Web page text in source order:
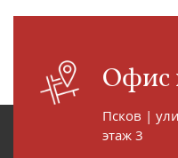
Офис
Псков |
этаж 3